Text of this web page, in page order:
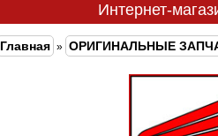
Интернет-
Главная » ОРИГИНАЛЬНЫЕ